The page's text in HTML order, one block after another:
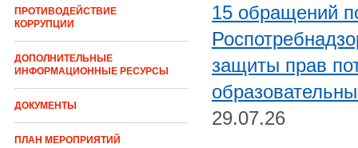
ПРОТИВОДЕЙСТВИЕ
КОРРУПЦИИ
ДОПОЛНИТЕЛЬНЫЕ
ИНФОРМАЦИОННЫЕ РЕСУРСЫ
ДОКУМЕНТЫ
ПЛАН МЕРОПРИЯТИЙ
15 обращений
защиты прав
29.07.26